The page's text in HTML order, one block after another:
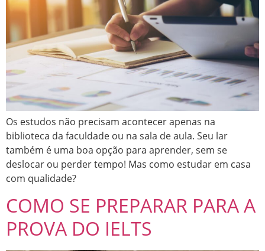
Os estudos não precisam acontecer apenas na
biblioteca da faculdade ou na sala de aula. Seu lar
também é uma boa opção para aprender, sem se
deslocar ou perder tempo! Mas como estudar em casa
com qualidade?
COMO SE PREPARAR PARA A
PROVA DO IELTS